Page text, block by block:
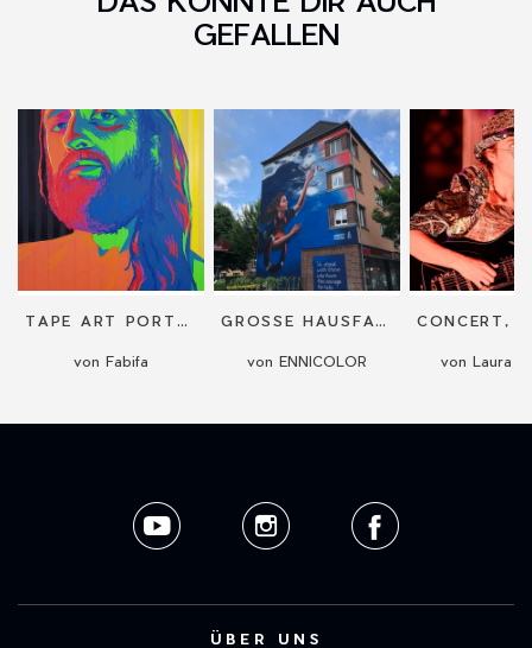
GEFALLEN
TAPE ART PORTRAIT
von Fabifa
GROSSE HAUSFASSADEN
von ENNICOLOR von Laura
ÜBER UNS